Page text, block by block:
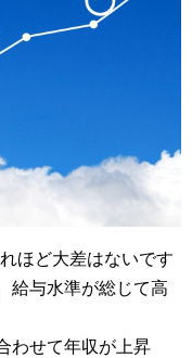
ほど大差はないです
給与水準が総じて高
わせて年収が上昇